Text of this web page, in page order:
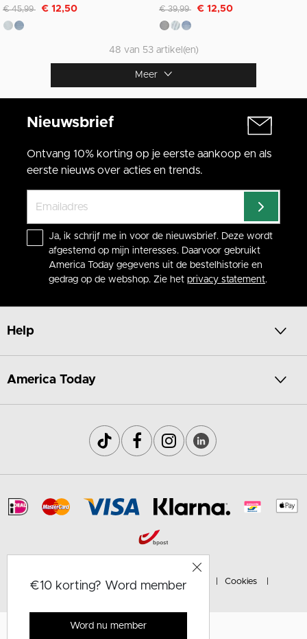
Afgeprijsd van
€ 45,99 naar
€ 12,50 Afgeprijsd van
€ 39,99 naar
€ 12,50
48 van 53 artikel(en)
Meer
Nieuwsbrief
Ontvang 10% korting op je eerste aankoop en als
eerste nieuws over acties en trends.
Ja, ik schrijf me in voor de nieuwsbrief. Deze wordt
afgestemd op mijn interesses. Daarvoor gebruikt
America Today gegevens uit de bestelhistorie en
gedrag op de webshop. Zie het privacy statement.
Help
America Today
© America Today Belgium N.V. Privacy
Cookies
€10 korting? Word member
Word nu member